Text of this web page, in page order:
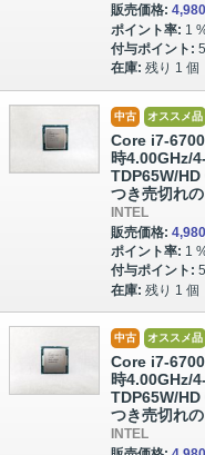
販売価格:
ポイント率: 1
付与ポイント:
在庫: 残り 1 個
中古 オススメ品
Core i7-
時4.00GHz/
TDP65W/
つき売切れ
INTEL
販売価格:
ポイント率: 1
付与ポイント:
在庫: 残り 1 個
中古 オススメ品
Core i7-
時4.00GHz/
TDP65W/
つき売切れ
INTEL